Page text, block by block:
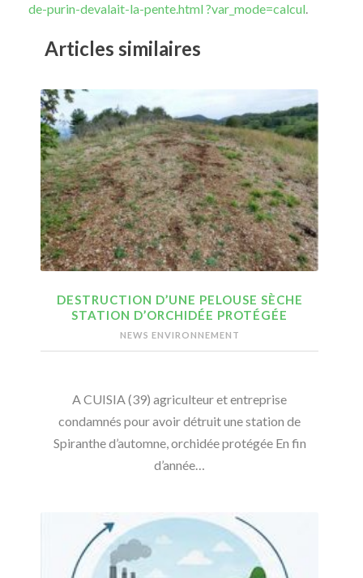
de-purin-devalait-la-pente.html ?var_mode=calcul.
Articles similaires
DESTRUCTION D’UNE PELOUSE SÈCHE
STATION D’ORCHIDÉE PROTÉGÉE
NEWS ENVIRONNEMENT
A CUISIA (39) agriculteur et entreprise
condamnés pour avoir détruit une station de
Spiranthe d’automne, orchidée protégée En fin
d’année…